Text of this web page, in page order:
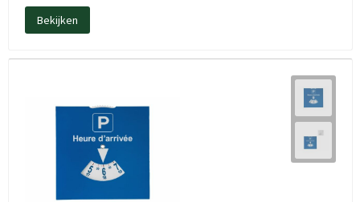
Bekijken